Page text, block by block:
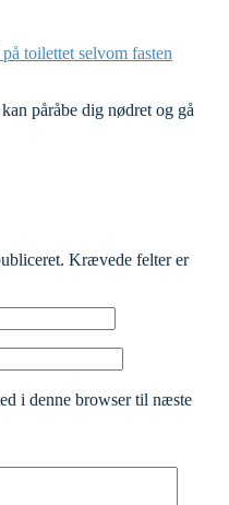
toilettet selvom fasten
påråbe dig nødret og gå
Krævede felter er
i denne browser til næste